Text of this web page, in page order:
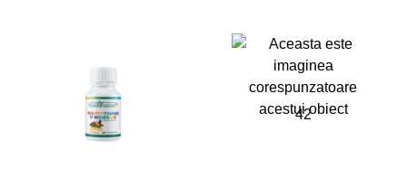
41 42